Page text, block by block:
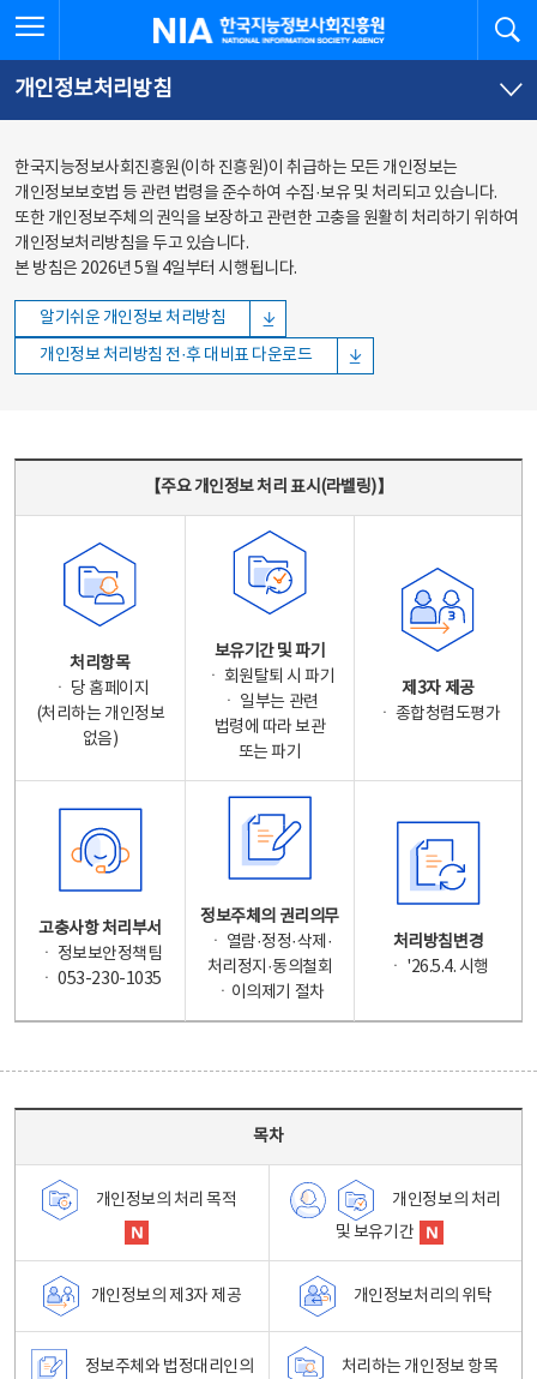
바로가기
바로가기
한국지능정보사회진흥원
개인정보처리방침
한국지능정보사회진흥원(이하 진흥원)이 취급하는 모든 개인정보는
개인정보보호법 등 관련 법령을 준수하여 수집·보유 및 처리되고 있습니다.
또한 개인정보주체의 권익을 보장하고 관련한 고충을 원활히 처리하기 위하여
개인정보처리방침을 두고 있습니다.
본 방침은 2026년 5월 4일부터 시행됩니다.
알기쉬운 개인정보 처리방침
개인정보 처리방침 전·후 대비표 다운로드
【주요 개인정보 처리 표시(라벨링)】
처리항목
ㆍ 당 홈페이지
(처리하는 개인정보
없음)
보유기간 및 파기
ㆍ 회원탈퇴 시 파기
ㆍ 일부는 관련
법령에 따라 보관
또는 파기
제3자 제공
ㆍ 종합청렴도평가
고충사항 처리부서
ㆍ 정보보안정책팀
ㆍ 053-230-1035
정보주체의 권리의무
ㆍ 열람·정정·삭제·
처리정지·동의철회
ㆍ이의제기 절차
처리방침변경
ㆍ '26.5.4. 시행
목차
개인정보의 처리 목적
개인정보의 처리
및 보유기간
개인정보의 제3자 제공 개인정보처리의 위탁
정보주체와 법정대리인의
처리하는 개인정보 항목